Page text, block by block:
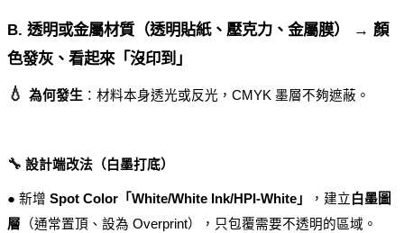
B. 透明或金屬材質（透明貼紙、壓克力、金屬膜） → 顏
色發灰、看起來「沒印到」
💧 為何發生 ：材料本身透光或反光，CMYK 墨層不夠遮蔽。
🔧 設計端改法（白墨打底）
● 新增 Spot Color「White/White Ink/HPI-White」 ，建立白墨圖
層 （通常置頂、設為 Overprint），只包覆需要不透明的區域。